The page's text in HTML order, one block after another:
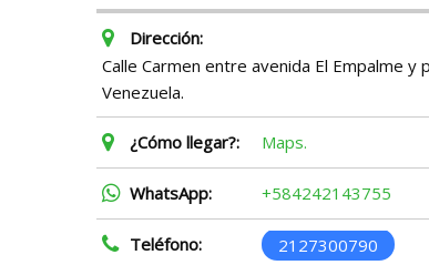
Dirección:
Calle Carmen entre avenida El Empalme y
Venezuela.
¿Cómo llegar?: Maps.
WhatsApp: +584242143755
Teléfono: 2127300790